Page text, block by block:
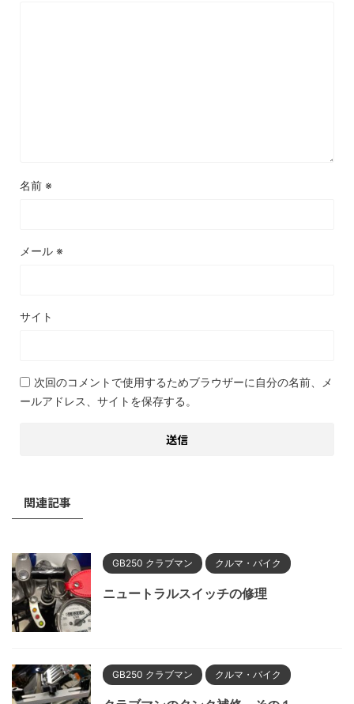
名前 ※
メール ※
サイト
次回のコメントで使用するためブラウザーに自分の名前、メ
ールアドレス、サイトを保存する。
関連記事
GB250 クラブマン クルマ・バイク
ニュートラルスイッチの修理
GB250 クラブマン クルマ・バイク